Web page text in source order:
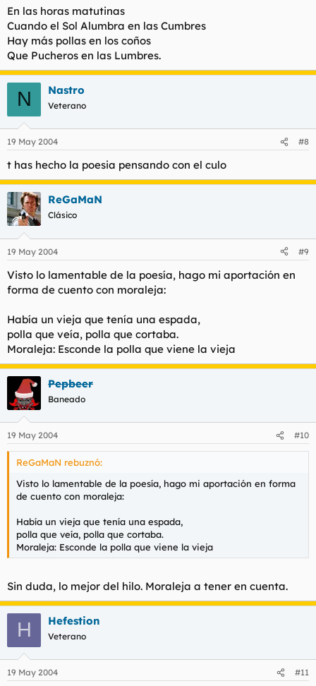
En las horas matutinas
Cuando el Sol Alumbra en las Cumbres
Hay más pollas en los coños
Que Pucheros en las Lumbres.
N Nastro
Veterano
19 May 2004 #8
t has hecho la poesia pensando con el culo
ReGaMaN
Clásico
19 May 2004 #9
Visto lo lamentable de la poesía, hago mi aportación en
forma de cuento con moraleja:
Había un vieja que tenía una espada,
polla que veía, polla que cortaba.
Moraleja: Esconde la polla que viene la vieja
Pepbeer
Baneado
19 May 2004 #10
ReGaMaN rebuznó:
Visto lo lamentable de la poesía, hago mi aportación en forma
de cuento con moraleja:
Había un vieja que tenía una espada,
polla que veía, polla que cortaba.
Moraleja: Esconde la polla que viene la vieja
Sin duda, lo mejor del hilo. Moraleja a tener en cuenta.
H Hefestion
Veterano
19 May 2004 #11